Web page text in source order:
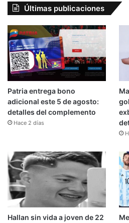
Últimas publicaciones
Patria entrega bono
adicional este 5 de agosto:
detalles del complemento
Hace 2 días
Hallan sin vida a joven de 22